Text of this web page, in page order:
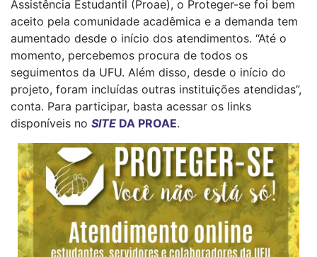
Assistência Estudantil (Proae), o Proteger-se foi bem
aceito pela comunidade acadêmica e a demanda tem
aumentado desde o início dos atendimentos. “Até o
momento, percebemos procura de todos os
seguimentos da UFU. Além disso, desde o início do
projeto, foram incluídas outras instituições atendidas”,
conta. Para participar, basta acessar os links
disponíveis no SITE DA PROAE.